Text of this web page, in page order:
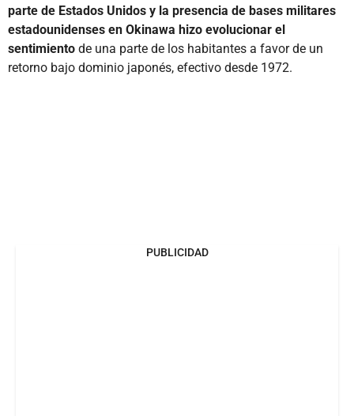
parte de Estados Unidos y la presencia de bases militares
estadounidenses en Okinawa hizo evolucionar el
sentimiento de una parte de los habitantes a favor de un
retorno bajo dominio japonés, efectivo desde 1972.
PUBLICIDAD